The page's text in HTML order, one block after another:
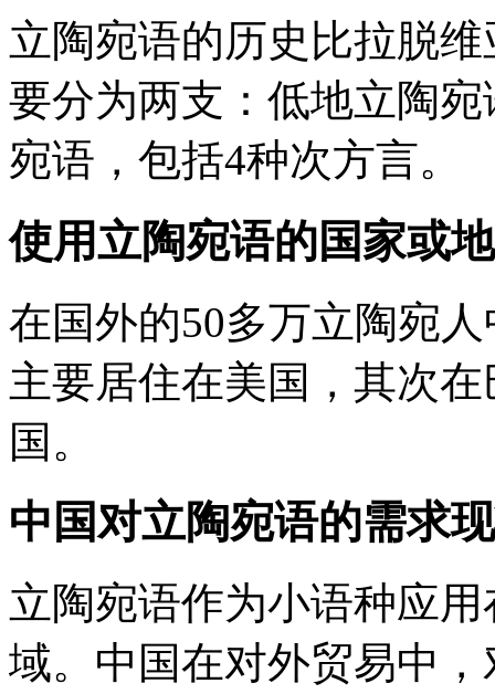
立陶宛语的历史比拉脱
要分为两支：低地立陶
宛语，包括4种次方言。
使用立陶宛语的国家或
在国外的50多万立陶宛
主要居住在美国，其次
国。
中国对立陶宛语的需求
立陶宛语作为小语种应
域。中国在对外贸易中